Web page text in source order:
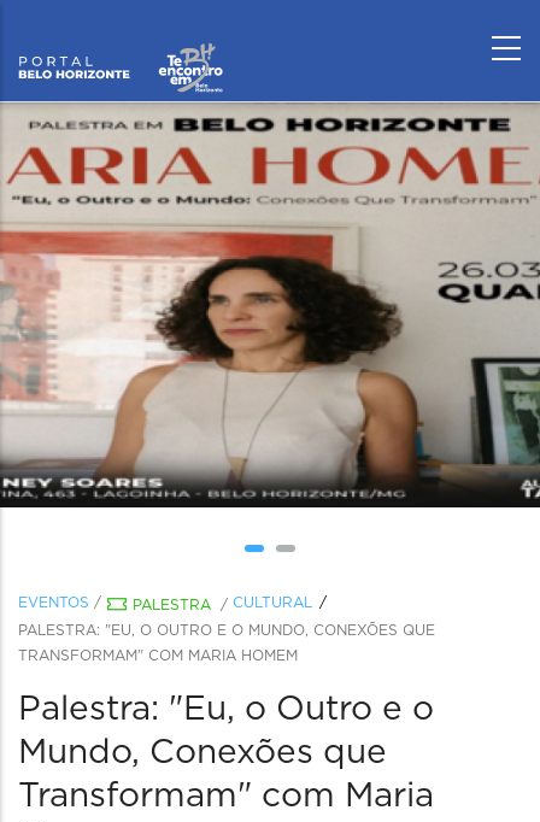
EVENTOS / PALESTRA / CULTURAL
PALESTRA: "EU, O OUTRO E O MUNDO, CONEXÕES QUE
TRANSFORMAM" COM MARIA HOMEM
Palestra: "Eu, o Outro e o
Mundo, Conexões que
Transformam" com Maria